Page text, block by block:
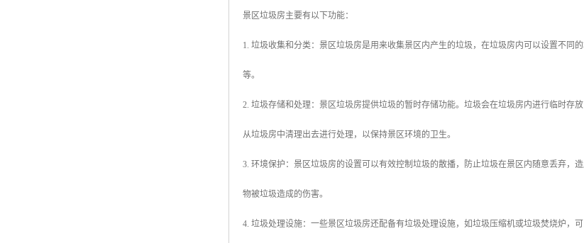
景区垃圾房主要有以下功能：
1. 垃圾收集和分类：景区垃圾房是用来收集景区内产生的垃圾，在垃圾房内可以设置不同
等。
2. 垃圾存储和处理：景区垃圾房提供垃圾的暂时存储功能。垃圾会在垃圾房内进行临时存
从垃圾房中清理出去进行处理，以保持景区环境的卫生。
3. 环境保护：景区垃圾房的设置可以有效控制垃圾的散播，防止垃圾在景区内随意丢弃
物被垃圾造成的伤害。
4. 垃圾处理设施：一些景区垃圾房还配备有垃圾处理设施，如垃圾压缩机或垃圾焚烧炉，